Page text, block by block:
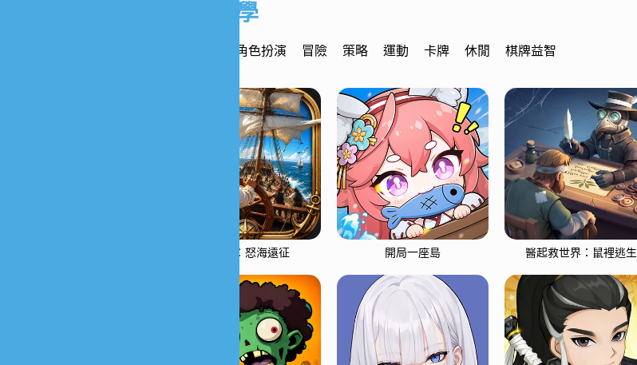
儲值教學
角色扮演 冒險 策略 運動 卡牌 休閒 棋牌益智
大航海：怒海遠征 開局一座島 醫起救世界：鼠裡逃生